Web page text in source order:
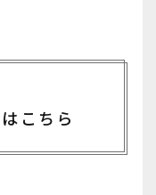
こちら